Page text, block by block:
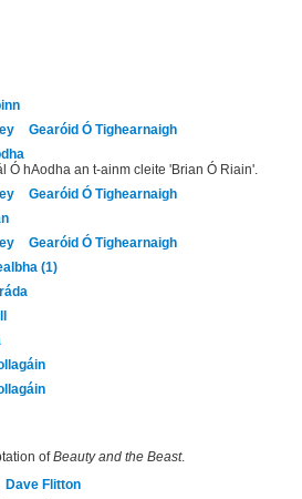
Gearóid Ó Tighearnaigh
Ó hAodha an t-ainm cleite 'Brian Ó Riain'.
Gearóid Ó Tighearnaigh
Gearóid Ó Tighearnaigh
(1)
ofBeauty and the Beast.
Dave Flitton